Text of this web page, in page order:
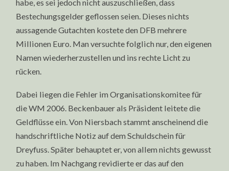
habe, es sei jedoch nicht auszuschließen, dass
Bestechungsgelder geflossen seien. Dieses nichts
aussagende Gutachten kostete den DFB mehrere
Millionen Euro. Man versuchte folglich nur, den eigenen
Namen wiederherzustellen und ins rechte Licht zu
rücken.
Dabei liegen die Fehler im Organisationskomitee für
die WM 2006. Beckenbauer als Präsident leitete die
Geldflüsse ein. Von Niersbach stammt anscheinend die
handschriftliche Notiz auf dem Schuldschein für
Dreyfuss. Später behauptet er, von allem nichts gewusst
zu haben. Im Nachgang revidierte er das auf den